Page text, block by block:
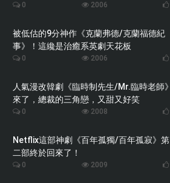
0 2006
被低估的9分神作《克蘭弗德/克蘭福德紀
事》！這纔是治癒系英劇天花板
0 2006
人氣漫改韓劇《臨時制先生/Mr.臨時老師》
來了，總裁的三角戀，又甜又好笑
0 2008
Netflix這部神劇《百年孤獨/百年孤寂》第
二部終於回來了！
0 2009